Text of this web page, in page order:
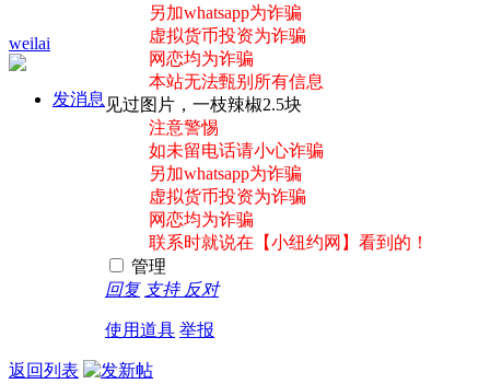
weilai
发消息
另加whatsapp为诈骗
虚拟货币投资为诈骗
网恋均为诈骗
本站无法甄别所有信息
见过图片，一枝辣椒2.5块
注意警惕
如未留电话请小心诈骗
另加whatsapp为诈骗
虚拟货币投资为诈骗
网恋均为诈骗
联系时就说在【小纽约网】看到的！
管理
回复 支持 反对
使用道具 举报
返回列表